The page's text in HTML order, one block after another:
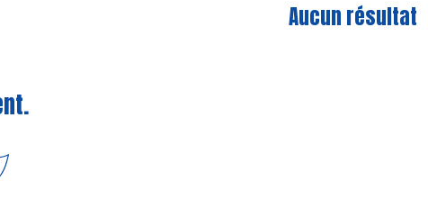
Aucun résultat